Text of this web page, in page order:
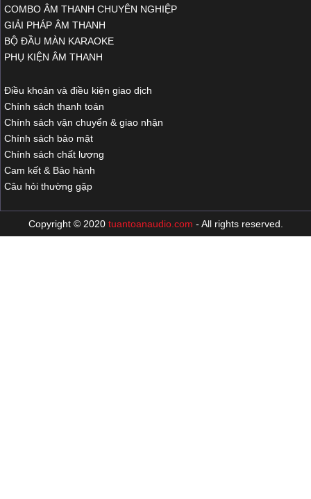
COMBO ÂM THANH CHUYÊN NGHIỆP
GIẢI PHÁP ÂM THANH
BỘ ĐẦU MÀN KARAOKE
PHỤ KIỆN ÂM THANH
Điều khoản và điều kiện giao dịch
Chính sách thanh toán
Chính sách vận chuyển & giao nhận
Chính sách bảo mật
Chính sách chất lượng
Cam kết & Bảo hành
Câu hỏi thường gặp
Copyright © 2020 tuantoanaudio.com - All rights reserved.